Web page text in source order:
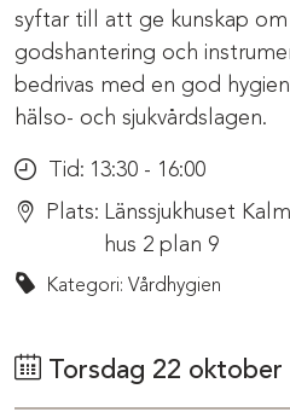
syftar till att ge kunskap
godshantering och
bedrivas med en god
hälso- och sjukvårdslagen.
Tid: 13:30 - 16:00
Plats: Länssjukhuset
hus 2 plan 9
Kategori: Vårdhygien
Torsdag 22 oktober